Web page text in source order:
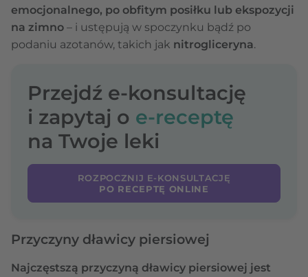
emocjonalnego, po obfitym posiłku lub ekspozycji
na zimno – i ustępują w spoczynku bądź po
podaniu azotanów, takich jak nitrogliceryna.
Przejdź e-konsultację
i zapytaj o e-receptę
na Twoje leki
ROZPOCZNIJ E-KONSULTACJĘ
PO RECEPTĘ ONLINE
Przyczyny dławicy piersiowej
Najczęstszą przyczyną dławicy piersiowej jest